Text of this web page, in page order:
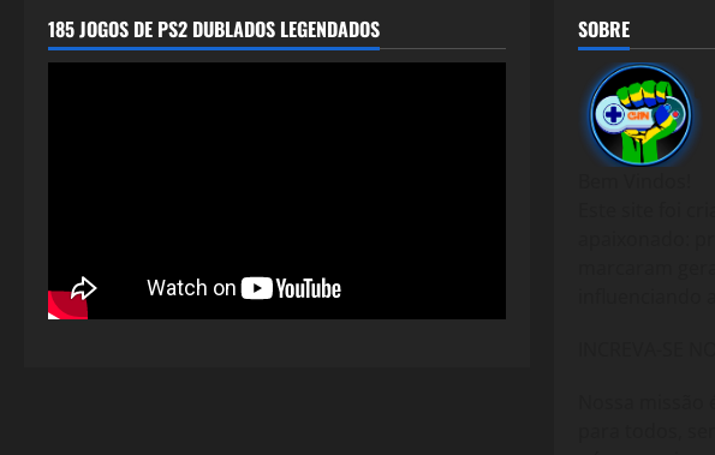
185 JOGOS DE PS2 DUBLADOS LEGENDADOS SOBRE